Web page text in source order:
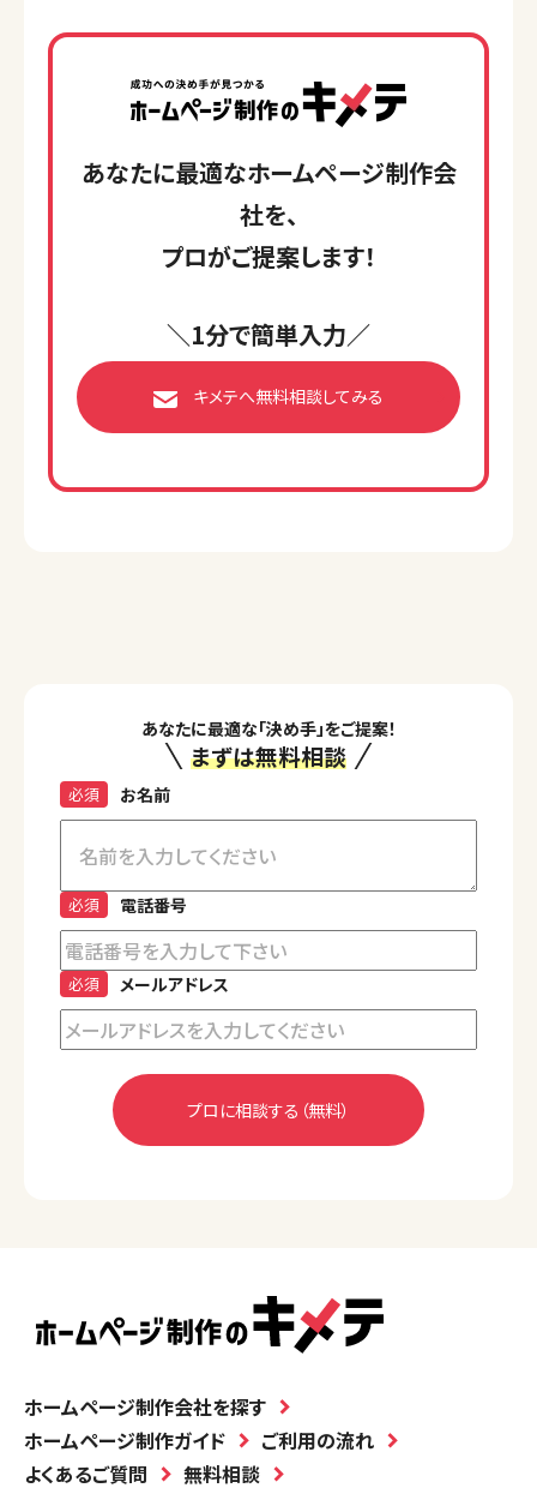
あなたに最適なホームページ制作会
社を、
プロがご提案します！
＼1分で簡単入力／
キメテへ無料相談してみる
あなたに最適な「決め手」をご提案！
まずは無料相談
お名前
必須
電話番号
必須
メールアドレス
必須
ホームページ制作会社を探す
ホームページ制作ガイド
ご利用の流れ
よくあるご質問
無料相談